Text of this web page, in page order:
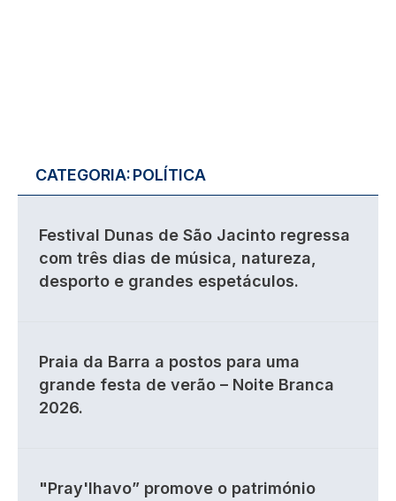
CATEGORIA:POLÍTICA
Festival Dunas de São Jacinto regressa
com três dias de música, natureza,
desporto e grandes espetáculos.
Praia da Barra a postos para uma
grande festa de verão – Noite Branca
2026.
"Pray'lhavo” promove o património